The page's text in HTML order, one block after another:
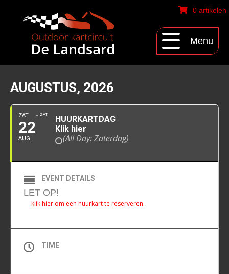
0 artikelen
Menu
AUGUSTUS, 2026
ZAT
22
AUG
ZAT
HUURKARTDAG
Klik hier
(All Day: Zaterdag)
EVENT DETAILS
LET OP!
klik hier om een huurkart te reserveren.
TIME